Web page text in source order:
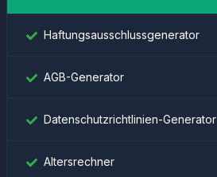
Haftungsausschlussgenerator
AGB-Generator
Datenschutzrichtlinien-Generator
Altersrechner